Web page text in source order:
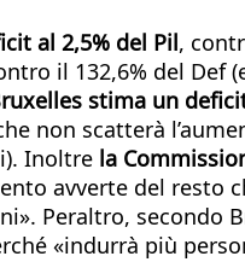
al 2,5% del Pil,
il 132,6% del Def
stima un
non scatterà
Inoltre la
avverte del resto
Peraltro, secondo
«indurrà più